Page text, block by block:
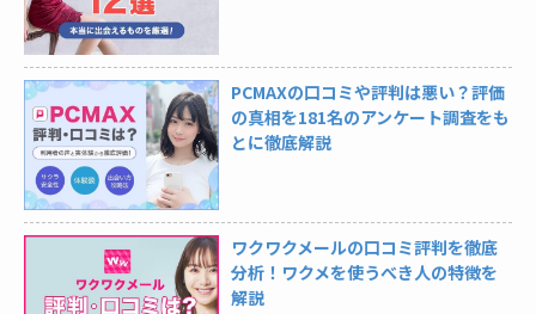
PCMAXの口コミや評判は悪い？評価
の真相を181名のアンケート調査をも
とに徹底解説
ワクワクメールの口コミ評判を徹底
分析！ワクメを使うべき人の特徴を
解説